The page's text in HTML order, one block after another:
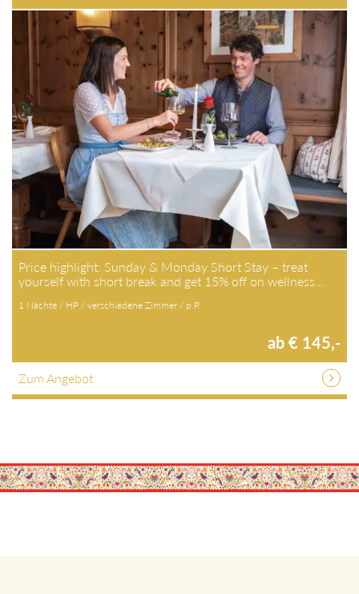
Price highlight: Sunday & Monday Short Stay – treat
yourself with short break and get 15% off on wellness…
1 Nächte / HP / verschiedene Zimmer / p.P.
ab € 145,-
Zum Angebot